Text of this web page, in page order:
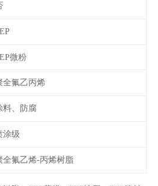
微粉
全氟乙丙烯
料、防腐
涂级
全氟乙烯-丙烯树脂